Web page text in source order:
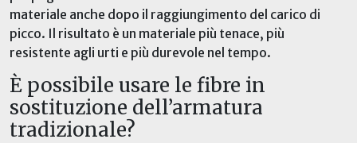
materiale anche dopo il raggiungimento del carico di
picco. Il risultato è un materiale più tenace, più
resistente agli urti e più durevole nel tempo.
È possibile usare le fibre in
sostituzione dell’armatura
tradizionale?